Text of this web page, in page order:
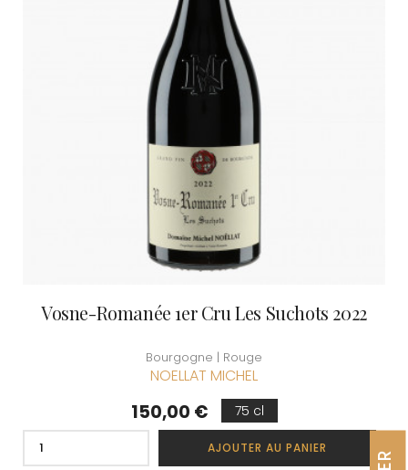
Vosne-Romanée 1er Cru Les Suchots 2022
Bourgogne | Rouge
NOELLAT MICHEL
Prix
150,00 € 75 cl
AJOUTER AU PANIER